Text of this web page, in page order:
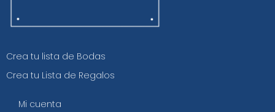
Crea tu lista de Bodas
Crea tu Lista de Regalos
Mi cuenta